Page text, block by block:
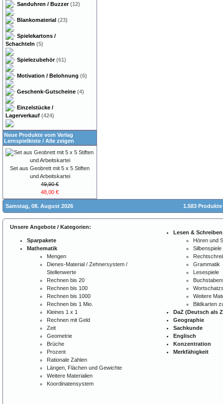
Sanduhren / Buzzer(12)
Blankomaterial (23)
Spielekartons /
Schachteln (5)
Spielezubehör(61)
Motivation / Belohnung (6)
Geschenk-Gutscheine (4)
Einzelstücke /
Lagerverkauf (424)
Neue Produkte vom Verlag
Lernspielkiste / Alle zeigen
Set aus Geobrett mit 5 x 5 Stiften
und Arbeitskartei
49,90 €
48,00 €
Samstag, 08. August 2026 1.583
Unsere Angebote / Kategorien:
Sparpakete
Mathematik
Mengen
Dienes-Material / Zehnersystem /
Stellenwerte
Rechnen bis 20
Rechnen bis 100
Rechnen bis 1000
Rechnen bis 1 Mio.
Kleines 1 x 1
Rechnen mit Geld
Zeit
Geometrie
Brüche
Prozent
Rationale Zahlen
Längen, Flächen und Gewichte
Weitere Materialien
Koordinatensystem
Lesen & Schreiben
Hören und
Silbenspiele
Grammatik
Lesespiele
Weitere
Bildkarten
DaZ (Deutsch als
Geographie
Sachkunde
Englisch
Konzentration
Merkfähigkeit